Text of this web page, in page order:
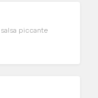
piccante